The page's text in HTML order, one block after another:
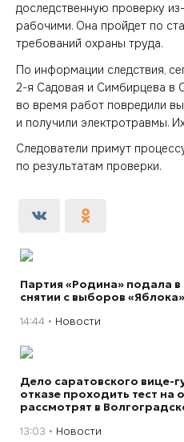
доследственную проверку
рабочими. Она пройдет по
требований охраны труда.
По информации следствия,
2-я Садовая и Симбирцева в
во время работ повредили
и получили электротравмы.
Следователи примут
по результатам проверки.
Партия «Родина» подала в
снятии с выборов «Яблока»
14:44 Новости
Дело саратовского вице-
отказе проходить тест на
рассмотрят в
13:03 Новости